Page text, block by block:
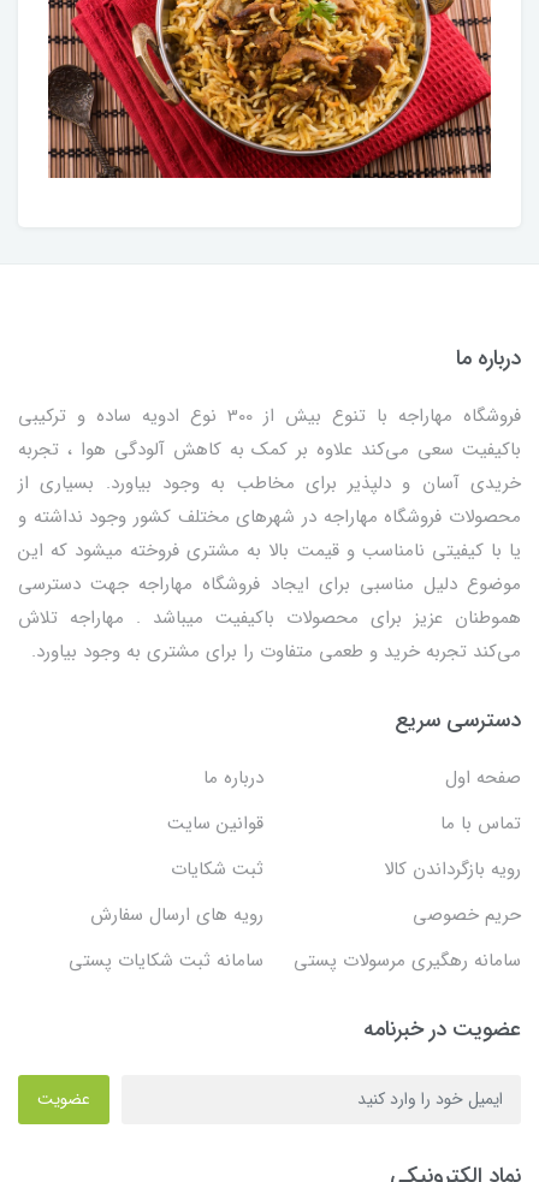
درباره ما
فروشگاه مهاراجه با تنوع بیش از 300 نوع ادویه ساده و ترکیبی
باکیفیت سعی می‌کند علاوه بر کمک به کاهش آلودگی هوا ، تجربه
خریدی آسان و دلپذیر برای مخاطب به وجود بیاورد. بسیاری از
محصولات فروشگاه مهاراجه در شهرهای مختلف کشور وجود نداشته و
یا با کیفیتی نامناسب و قیمت بالا به مشتری فروخته میشود که این
موضوع دلیل مناسبی برای ایجاد فروشگاه مهاراجه جهت دسترسی
هموطنان عزیز برای محصولات باکیفیت میباشد . مهاراجه تلاش
می‌کند تجربه خرید و طعمی متفاوت را برای مشتری به وجود بیاورد.
دسترسی سریع
صفحه اول
درباره ما
تماس با ما
قوانین سایت
رویه بازگرداندن کالا
ثبت شکایات
حریم خصوصی
رویه های ارسال سفارش
سامانه رهگیری مرسولات پستی
سامانه ثبت شکایات پستی
عضویت در خبرنامه
عضویت